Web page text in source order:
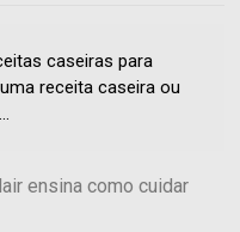
caseiras para
receita caseira ou
ensina como cuidar